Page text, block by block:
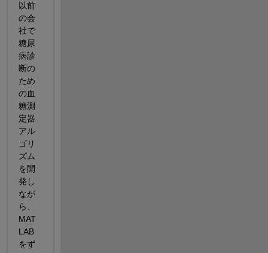
以前
の会
社で
糖尿
病診
断の
ため
の血
糖測
定器
アル
ゴリ
ズム
を開
発し
なが
ら、
MAT
LAB
をず